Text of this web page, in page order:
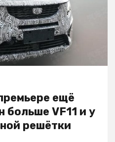
ещё
больше VF11 и у
решётки